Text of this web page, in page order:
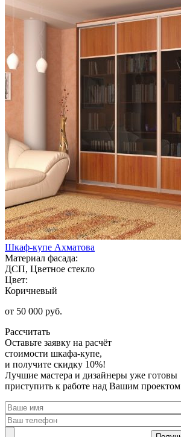
Шкаф-купе Ахматова
Материал фасада:
ДСП, Цветное стекло
Цвет:
Коричневый
от 50 000 руб.
Рассчитать
Оставьте заявку на расчёт
стоимости шкафа-купе,
и получите скидку 10%!
Лучшие мастера и дизайнеры уже готовы
приступить к работе над Вашим проектом